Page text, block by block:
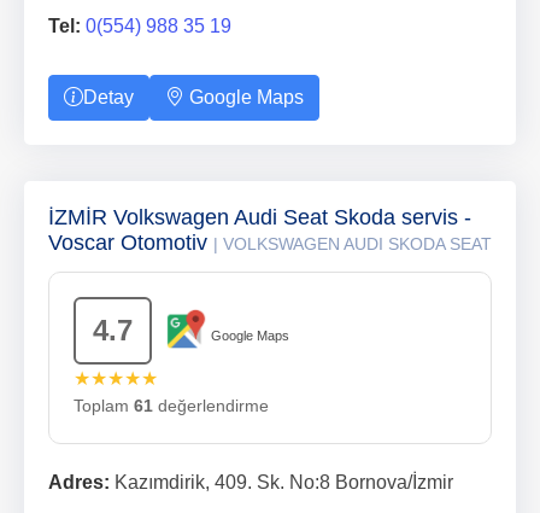
Tel: 0(554) 988 35 19
Detay Google Maps
İZMİR Volkswagen Audi Seat Skoda servis -
Voscar Otomotiv | VOLKSWAGEN AUDI SKODA SEAT
4.7 Google Maps
★★★★★
Toplam 61 değerlendirme
Adres: Kazımdirik, 409. Sk. No:8 Bornova/İzmir